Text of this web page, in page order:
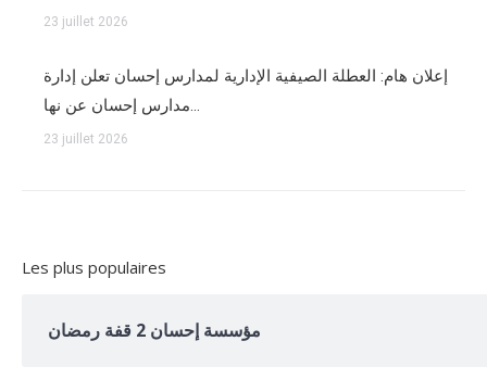
23 juillet 2026
إعلان هام: العطلة الصيفية الإدارية لمدارس إحسان تعلن إدارة
مدارس إحسان عن نها…
23 juillet 2026
Les plus populaires
مؤسسة إحسان 2 قفة رمضان